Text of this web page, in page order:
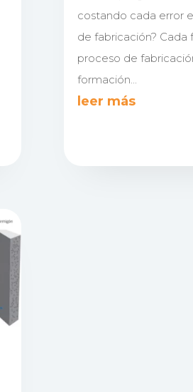
costando cada error
de fabricación? Cada
proceso de
formación...
leer más